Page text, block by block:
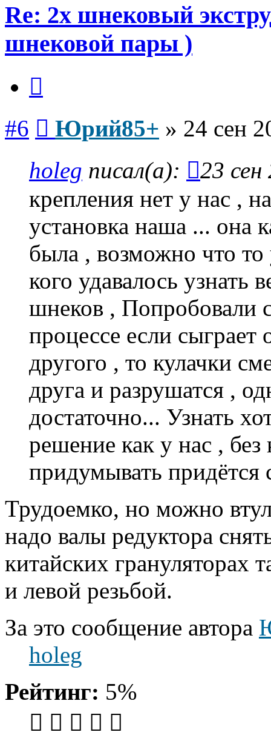
Re: 2х шнековый
шнековой пары )
#6 Юрий85+ » 24 сен
holeg писал(а):
23
крепления нет у нас ,
установка наша ... она
была , возможно что
кого удавалось узнать
шнеков , Попробовали
процессе если
другого , то кулачки
друга и разрушатся ,
достаточно... Узнать
решение как у нас ,
придумывать придётся
Трудоемко, но можно
надо валы редуктора
китайских грануляторах
и левой резьбой.
За это сообщение автора
holeg
Рейтинг: 5%